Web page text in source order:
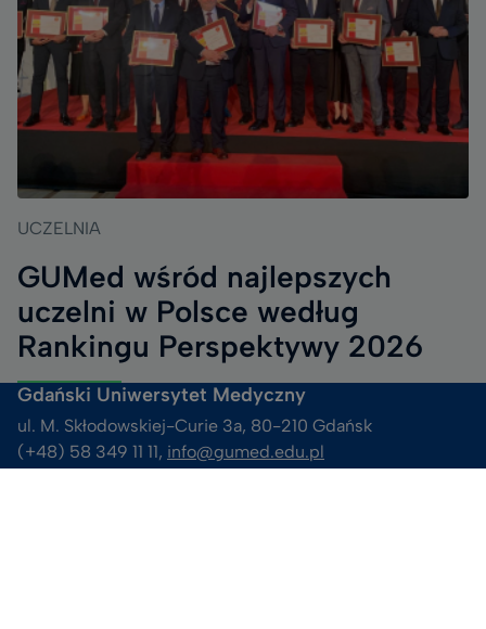
UCZELNIA
GUMed wśród najlepszych
uczelni w Polsce według
Rankingu Perspektywy 2026
Gdański Uniwersytet Medyczny
ul. M. Skłodowskiej-Curie 3a, 80-210 Gdańsk
(+48) 58 349 11 11, info@gumed.edu.pl